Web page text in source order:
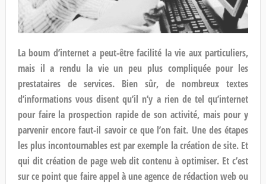
La boum d’internet a peut-être facilité la vie aux particuliers,
mais il a rendu la vie un peu plus compliquée pour les
prestataires de services. Bien sûr, de nombreux textes
d’informations vous disent qu’il n’y a rien de tel qu’internet
pour faire la prospection rapide de son activité, mais pour y
parvenir encore faut-il savoir ce que l’on fait. Une des étapes
les plus incontournables est par exemple la création de site. Et
qui dit création de page web dit contenu à optimiser. Et c’est
sur ce point que faire appel à uneagence de rédaction webou